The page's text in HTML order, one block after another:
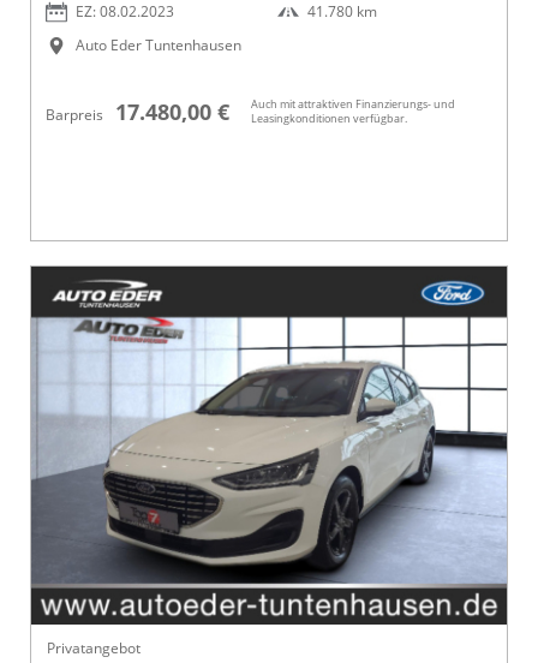
EZ: 08.02.2023
Auto Eder Tuntenhausen
41.780 km
Barpreis 17.480,00 €
Auch mit attraktiven Finanzierungs- und
Leasingkonditionen verfügbar.
Privatangebot